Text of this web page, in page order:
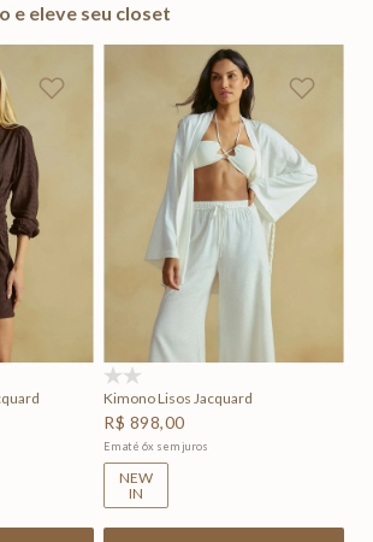
e eleve seu closet
Kimono Lisos Jacquard
R$ 898,00
Em até 6x sem juros
NEW
IN